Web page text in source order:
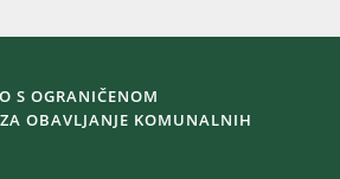
S OGRANIČENOM
OBAVLJANJE KOMUNALNIH